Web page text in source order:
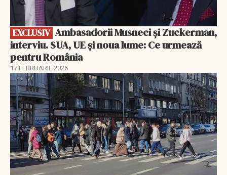
EXCLUSIV
interviu. SUA, UE și noua lume: Ce urmează
pentru România
17 FEBRUARIE 2026